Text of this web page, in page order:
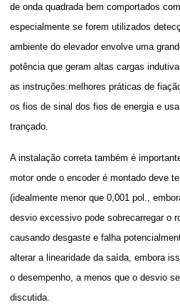
de onda quadrada bem comportados
especialmente se forem utilizados
ambiente do elevador envolve uma
potência que geram altas cargas
as instruções:melhores práticas de
os fios de sinal dos fios de energia e
trançado.
A instalação correta também é
motor onde o encoder é montado deve
(idealmente menor que 0,001 pol.,
desvio excessivo pode sobrecarregar o
causando desgaste e falha
alterar a linearidade da saída, embora
o desempenho, a menos que o desvio
discutida.